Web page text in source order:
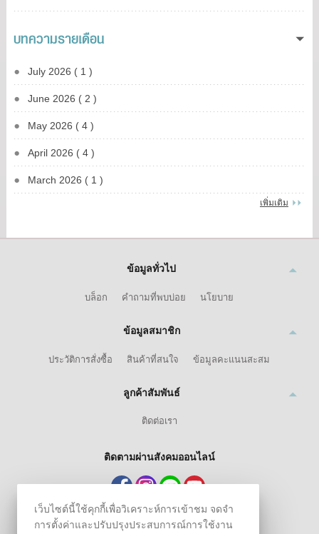
บทความรายเดือน
July 2026 ( 1 )
June 2026 ( 2 )
May 2026 ( 4 )
April 2026 ( 4 )
March 2026 ( 1 )
เพิ่มเติม
ข้อมูลทั่วไป
บล็อก คำถามที่พบบ่อย นโยบาย
ข้อมูลสมาชิก
ประวัติการสั่งซื้อ สินค้าที่สนใจ ข้อมูลคะแนนสะสม
ลูกค้าสัมพันธ์
ติดต่อเรา
ติดตามผ่านสังคมออนไลน์
เว็บไซต์นี้ใช้คุกกี้เพื่อวิเคราะห์การเข้าชม จดจำ
การตั้งค่าและปรับปรุงประสบการณ์การใช้งาน